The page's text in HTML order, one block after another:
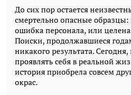
До сих пор остается
смертельно опасные образцы:
ошибка персонала, или
Поиски, продолжавшиеся
никакого результата. Сегодня,
проявлять себя в реальной
история приобрела совсем
окрас.